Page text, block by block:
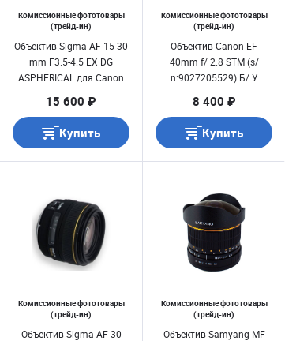
Комиссионные фототовары
(трейд-ин)
Объектив Sigma AF 15-30
mm F3.5-4.5 EX DG
ASPHERICAL для Canon
15 600 ₽
Купить
Комиссионные фототовары
(трейд-ин)
Объектив Canon EF
40mm f/ 2.8 STM (s/
n:9027205529) Б/ У
8 400 ₽
Купить
Комиссионные фототовары
(трейд-ин)
Объектив Sigma AF 30
Комиссионные фототовары
(трейд-ин)
Объектив Samyang MF